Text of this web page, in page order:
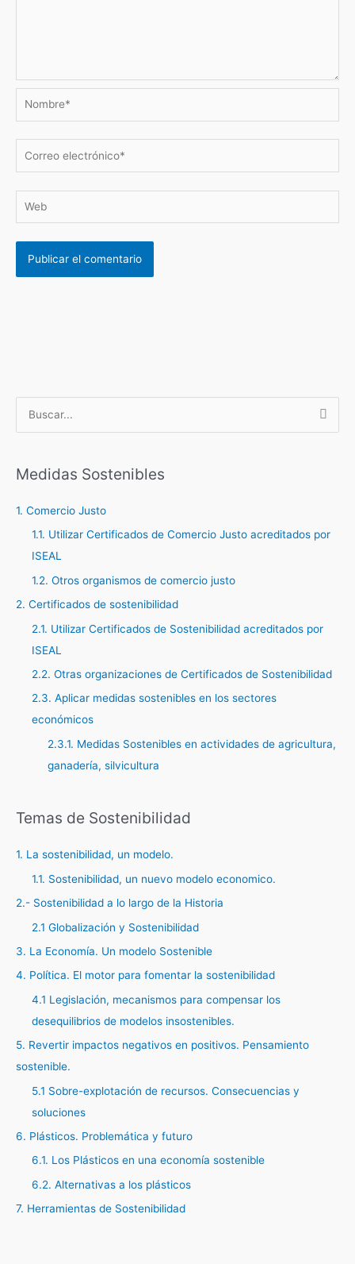
electrónico*
c
r
:
Medidas Sostenibles
1. Comercio Justo
1.1. Utilizar Certificados de Comercio Justo acreditados por
ISEAL
1.2. Otros organismos de comercio justo
2. Certificados de sostenibilidad
2.1. Utilizar Certificados de Sostenibilidad acreditados por
ISEAL
2.2. Otras organizaciones de Certificados de Sostenibilidad
2.3. Aplicar medidas sostenibles en los sectores
económicos
2.3.1. Medidas Sostenibles en actividades de agricultura,
ganadería, silvicultura
Temas de Sostenibilidad
1. La sostenibilidad, un modelo.
1.1. Sostenibilidad, un nuevo modelo economico.
2.- Sostenibilidad a lo largo de la Historia
2.1 Globalización y Sostenibilidad
3. La Economía. Un modelo Sostenible
4. Política. El motor para fomentar la sostenibilidad
4.1 Legislación, mecanismos para compensar los
desequilibrios de modelos insostenibles.
5. Revertir impactos negativos en positivos. Pensamiento
sostenible.
5.1 Sobre-explotación de recursos. Consecuencias y
soluciones
6. Plásticos. Problemática y futuro
6.1. Los Plásticos en una economía sostenible
6.2. Alternativas a los plásticos
7. Herramientas de Sostenibilidad